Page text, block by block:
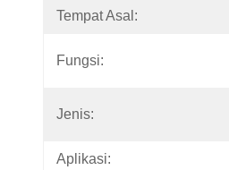
Tempat Asal:
Fungsi:
Jenis:
Aplikasi: